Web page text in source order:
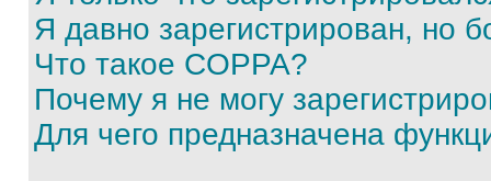
Я давно зарегистрирован, но
Что такое COPPA?
Почему я не могу
Для чего предназначена